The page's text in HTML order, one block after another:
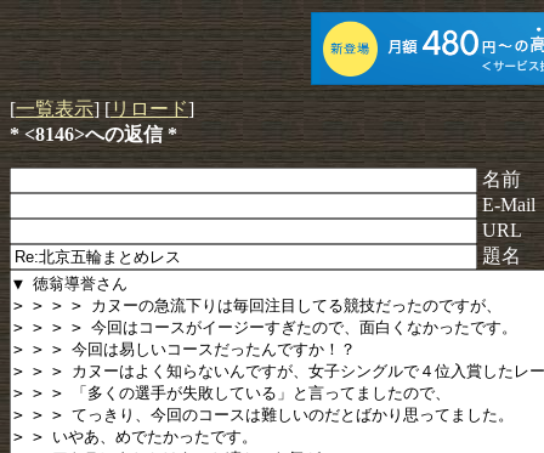
[一覧表示] [リロード]
* <8146>への返信 *
名前
E-Mail
URL
題名